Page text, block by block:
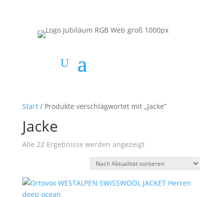
Start/ Produkte verschlagwortet mit „Jacke“
Jacke
Alle 22 Ergebnisse werden angezeigtNach
sortiert